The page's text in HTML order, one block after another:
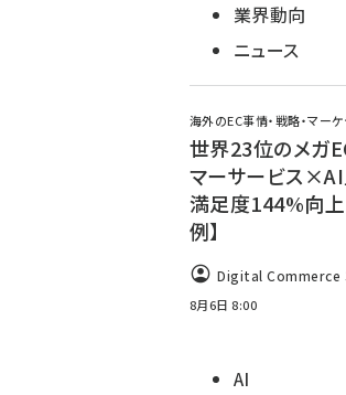
業界動向
ニュース
海外のEC事情・戦略・マー
世界23位のメガ
マーサービス×AI
満足度144%向
例】
Digital Commerce
8月6日 8:00
AI